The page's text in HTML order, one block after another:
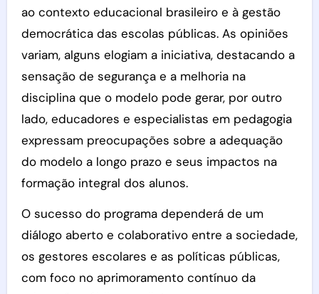
ao contexto educacional brasileiro e à gestão
democrática das escolas públicas. As opiniões
variam, alguns elogiam a iniciativa, destacando a
sensação de segurança e a melhoria na
disciplina que o modelo pode gerar, por outro
lado, educadores e especialistas em pedagogia
expressam preocupações sobre a adequação
do modelo a longo prazo e seus impactos na
formação integral dos alunos.
O sucesso do programa dependerá de um
diálogo aberto e colaborativo entre a sociedade,
os gestores escolares e as políticas públicas,
com foco no aprimoramento contínuo da